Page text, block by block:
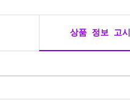
상품 정보 고시